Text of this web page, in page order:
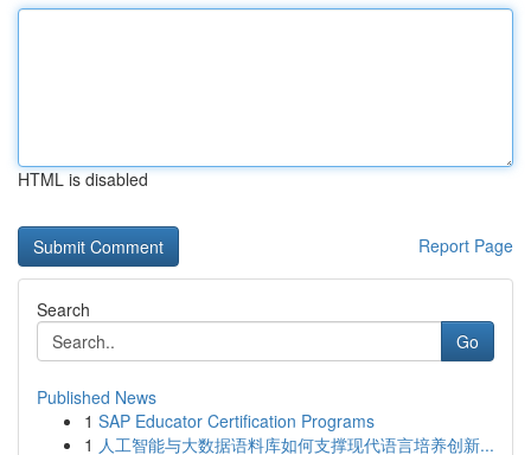
HTML is disabled
Report Page
Search
Go
Published News
1 SAP Educator Certification Programs
1 人工智能与大数据语料库如何支撑现代语言培养创新...